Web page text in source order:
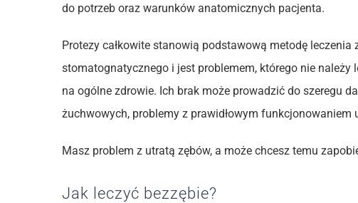
do potrzeb oraz warunków anatomicznych pacjenta.
Protezy całkowite stanowią podstawową metodę
stomatognatycznego i jest problemem, którego nie
na ogólne zdrowie. Ich brak może prowadzić do szeregu
żuchwowych, problemy z prawidłowym funkcjonowaniem
Masz problem z utratą zębów, a może chcesz temu
Jak leczyć bezzębie?